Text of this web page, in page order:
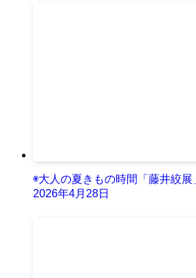
◉大人の夏きもの時間「藤井絞展
2026年4月28日